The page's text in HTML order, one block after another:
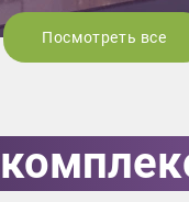
Посмотреть все